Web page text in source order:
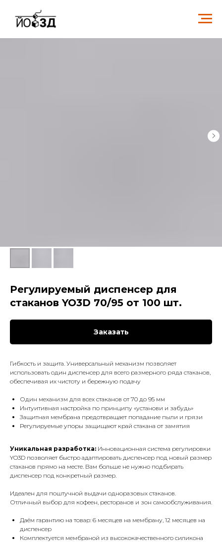
Регулируемый диспенсер для
стаканов YO3D 70/95 от 100 шт.
Заказать
Гибкость и защита. Универсальный механизм позволяет
использовать один диспенсер для всего размерного ряда стаканов,
обеспечивая их чистоту и бережную подачу
Один механизм для всех стаканов от 70 до 95 мм
Интуитивная настройка по принципу «установи и забудь»
Защитная мембрана предотвращает попадание пыли и грязи
Регулируемые упоры защищают край стакана от замятия
Уникальная разработка: Инновационная система регулировки
YO3D позволяет быстро адаптировать диспенсер под новый размер
стаканов прямо на месте. Вам больше не нужно подбирать
диспенсер под конкретный размер.
Идеален для поштучной выдачи одноразовых стаканов.
Отличный выбор для кофеен, ресторанов и зон самообслуживания.
Даём гарантию на товар: 6 месяцев на мембрану, 12 месяцев на
диспенсер
Комплектуется мембраной из высококачественного силикона
Контакты
+7(800)302-76-64
yo.3d.studio.sales@gmail.com
г. Йошкар-Ола, ул. Машиностроителей,